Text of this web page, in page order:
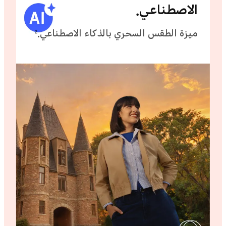
الاصطناعي.
ميزة الطقس السحري بالذكاء الاصطناعي.2